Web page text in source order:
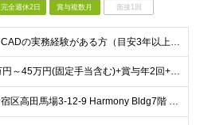
完全週休2日 賞与複数月 面接1回
◆設計・CADの実務経験がある方（目安3年以上） ◆社会人経験が3年以上ある方 ◆学歴不問 ≪こんな方を歓迎します≫ ・デザインやものづくりが好きな方 ・質にこだわった内装工事をしたい方 ・職人さん
月給27万円～45万円(固定手当含む)+賞与年2回+決算賞与 ※保有資格や経験、能力に応じて決定いたします 【昇給】年1回…直近４期全社員1万円以上 ※固定残業代は45時間分ですが、残業が月45
東京都新宿区高田馬場3-12-9 Harmony Bldg7階 ☆旧事務所から近くの新築ビルに2026年7月末に移転完了☆ 旧事務所住所：東京都新宿区高田馬場3-14-3 八達ビル 1F （旧事務